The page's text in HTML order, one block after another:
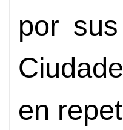
por
en